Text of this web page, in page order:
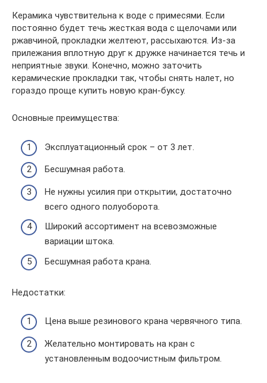
Керамика чувствительна к воде с примесями. Если
постоянно будет течь жесткая вода с щелочами или
ржавчиной, прокладки желтеют, рассыхаются. Из-за
прилежания вплотную друг к дружке начинается течь и
неприятные звуки. Конечно, можно заточить
керамические прокладки так, чтобы снять налет, но
гораздо проще купить новую кран-буксу.
Основные преимущества:
Эксплуатационный срок – от 3 лет.
Бесшумная работа.
Не нужны усилия при открытии, достаточно
всего одного полуоборота.
Широкий ассортимент на всевозможные
вариации штока.
Бесшумная работа крана.
Недостатки:
Цена выше резинового крана червячного типа.
Желательно монтировать на кран с
установленным водоочистным фильтром.